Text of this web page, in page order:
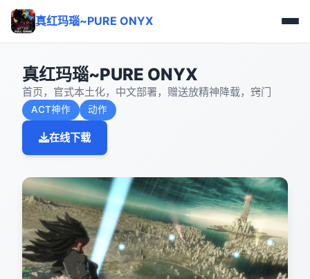
真红玛瑙~PURE ONYX
真红玛瑙~PURE ONYX
首页，官式本土化，中文部署，赠送放精神降载，窍门
ACT神作 动作
在线下载